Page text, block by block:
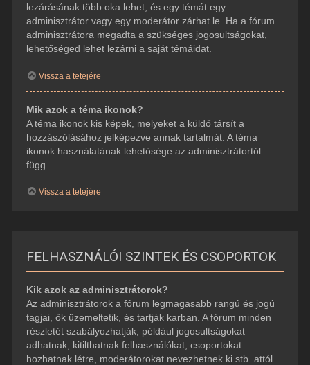
lezárásának több oka lehet, és egy témát egy
adminisztrátor vagy egy moderátor zárhat le. Ha a fórum
adminisztrátora megadta a szükséges jogosultságokat,
lehetőséged lehet lezárni a saját témáidat.
Vissza a tetejére
Mik azok a téma ikonok?
A téma ikonok kis képek, melyeket a küldő társít a
hozzászólásához jelképezve annak tartalmát. A téma
ikonok használatának lehetősége az adminisztrátortól
függ.
Vissza a tetejére
FELHASZNÁLÓI SZINTEK ÉS CSOPORTOK
Kik azok az adminisztrátorok?
Az adminisztrátorok a fórum legmagasabb rangú és jogú
tagjai, ők üzemeltetik, és tartják karban. A fórum minden
részletét szabályozhatják, például jogosultságokat
adhatnak, kitilthatnak felhasználókat, csoportokat
hozhatnak létre, moderátorokat nevezhetnek ki stb. attól